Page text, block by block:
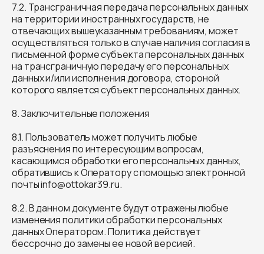
7.2. Трансграничная передача персональных данных
на территории иностранных государств, не
отвечающих вышеуказанным требованиям, может
осуществляться только в случае наличия согласия в
письменной форме субъекта персональных данных
на трансграничную передачу его персональных
данных и/или исполнения договора, стороной
которого является субъект персональных данных.
8. Заключительные положения
8.1. Пользователь может получить любые
разъяснения по интересующим вопросам,
касающимся обработки его персональных данных,
обратившись к Оператору с помощью электронной
почты info@ottokar39.ru.
8.2. В данном документе будут отражены любые
изменения политики обработки персональных
данных Оператором. Политика действует
бессрочно до замены ее новой версией.